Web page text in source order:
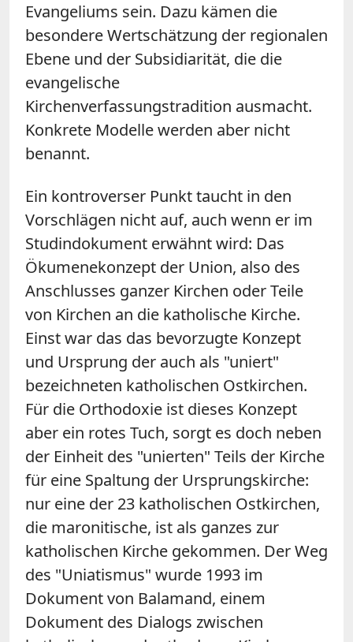
Evangeliums sein. Dazu kämen die
besondere Wertschätzung der regionalen
Ebene und der Subsidiarität, die die
evangelische
Kirchenverfassungstradition ausmacht.
Konkrete Modelle werden aber nicht
benannt.
Ein kontroverser Punkt taucht in den
Vorschlägen nicht auf, auch wenn er im
Studindokument erwähnt wird: Das
Ökumenekonzept der Union, also des
Anschlusses ganzer Kirchen oder Teile
von Kirchen an die katholische Kirche.
Einst war das das bevorzugte Konzept
und Ursprung der auch als "uniert"
bezeichneten katholischen Ostkirchen.
Für die Orthodoxie ist dieses Konzept
aber ein rotes Tuch, sorgt es doch neben
der Einheit des "unierten" Teils der Kirche
für eine Spaltung der Ursprungskirche:
nur eine der 23 katholischen Ostkirchen,
die maronitische, ist als ganzes zur
katholischen Kirche gekommen. Der Weg
des "Uniatismus" wurde 1993 im
Dokument von Balamand, einem
Dokument des Dialogs zwischen